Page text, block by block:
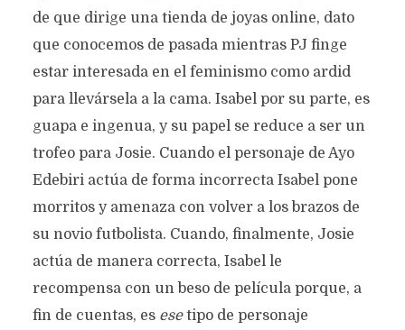
de que dirige una tienda de joyas online, dato
que conocemos de pasada mientras PJ finge
estar interesada en el feminismo como ardid
para llevársela a la cama. Isabel por su parte, es
guapa e ingenua, y su papel se reduce a ser un
trofeo para Josie. Cuando el personaje de Ayo
Edebiri actúa de forma incorrecta Isabel pone
morritos y amenaza con volver a los brazos de
su novio futbolista. Cuando, finalmente, Josie
actúa de manera correcta, Isabel le
recompensa con un beso de película porque, a
fin de cuentas, es esetipo de personaje